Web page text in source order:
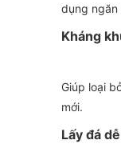
dụng
Kháng
Giúp loại
mới.
Lấy đá